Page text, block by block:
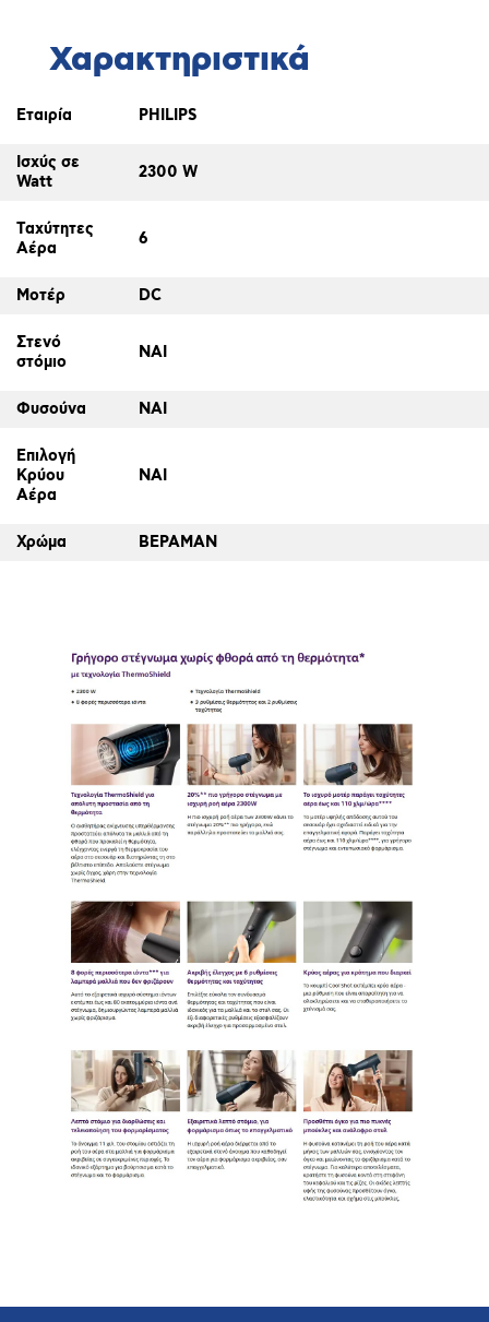
Χαρακτηριστικά
Εταιρία PHILIPS
Ισχύς σε
Watt
2300 W
Ταχύτητες
Αέρα
6
Μοτέρ DC
Στενό
στόμιο
ΝΑΙ
Φυσούνα ΝΑΙ
Επιλογή
Κρύου
Αέρα
ΝΑΙ
Χρώμα ΒΕΡΑΜΑΝ